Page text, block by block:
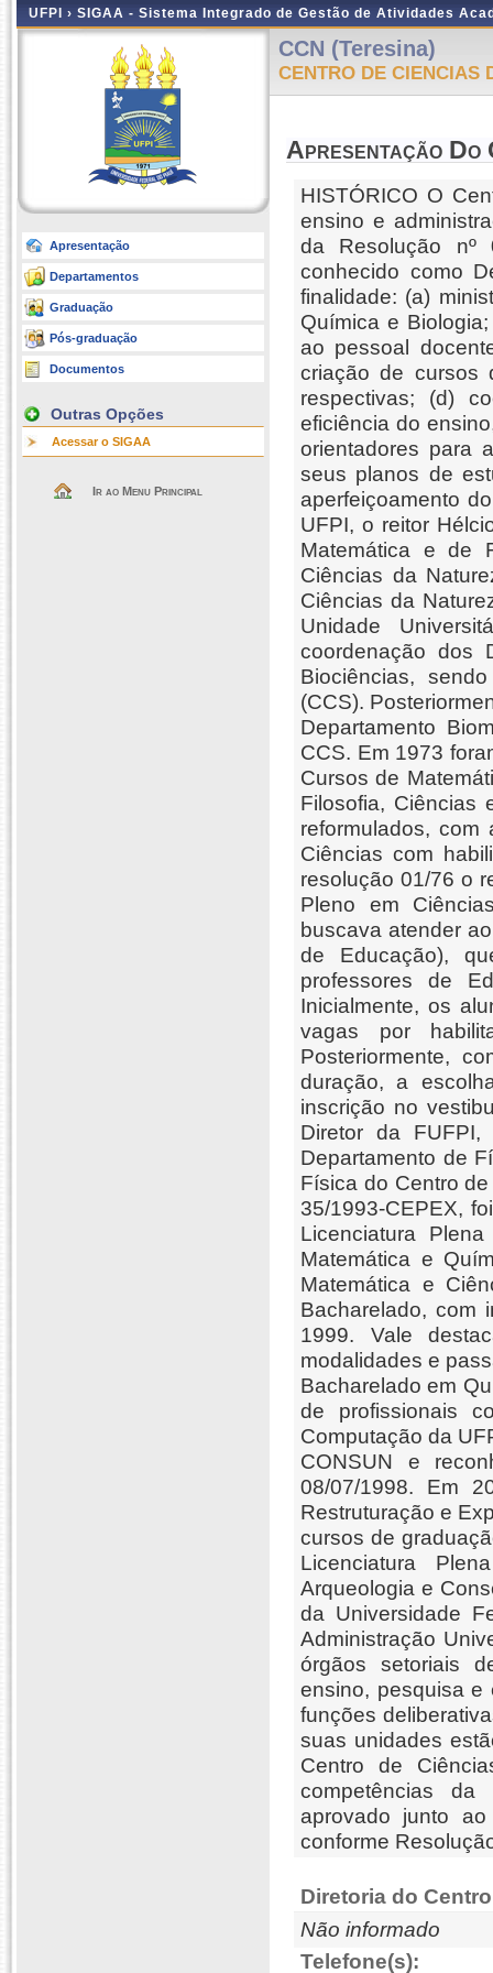
UFPI › SIGAA - Sistema Integrado de Gestão de Atividades
Apresentação
Departamentos
Graduação
Pós-graduação
Documentos
Outras Opções
Acessar o SIGAA
Ir ao Menu Principal
CCN (Teresina)
CENTRO DE CIENCIAS
Apresentação Do
HISTÓRICO O
ensino e
da Resolução nº
conhecido como
finalidade: (a)
Química e
ao pessoal
criação de cursos
respectivas; (d)
eficiência do
orientadores para
seus planos de
aperfeiçoamento
UFPI, o reitor
Matemática e de
Ciências da
Ciências da
Unidade
coordenação dos
Biociências,
(CCS).
Departamento
CCS. Em 1973
Cursos de
Filosofia, Ciências
reformulados, com
Ciências com
resolução 01/76 o
Pleno em
buscava atender
de Educação),
professores de
Inicialmente, os
vagas por
Posteriormente,
duração, a
inscrição no
Diretor da
Departamento de
Física do Centro
35/1993-CEPEX,
Licenciatura
Matemática e
Matemática e
Bacharelado, com
1999. Vale
modalidades e
Bacharelado em
de profissionais
Computação da
CONSUN e
08/07/1998. Em
Restruturação e
cursos de
Licenciatura
Arqueologia e
da Universidade
Administração
órgãos setoriais
ensino, pesquisa e
funções
suas unidades
Centro de
competências da
aprovado junto
conforme
Diretoria do
Não informado
Telefone(s):